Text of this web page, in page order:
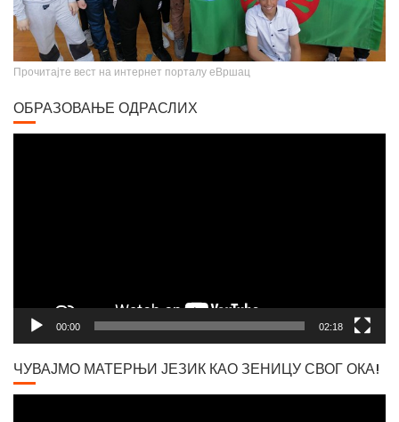
Прочитајте вест на интернет порталу еВршац
ОБРАЗОВАЊЕ ОДРАСЛИХ
00:00 02:18
ЧУВАЈМО МАТЕРЊИ ЈЕЗИК КАО ЗЕНИЦУ СВОГ ОКА!